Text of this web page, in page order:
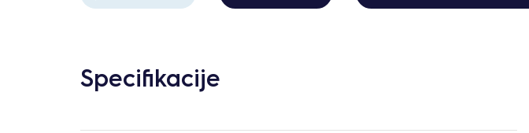
Specifikacije